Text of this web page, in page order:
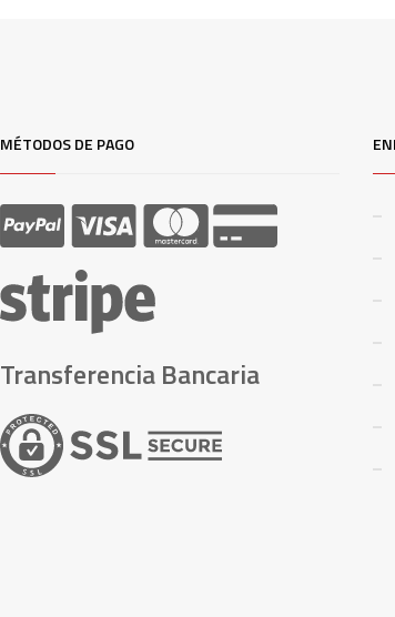
MÉTODOS DE PAGO
Transferencia Bancaria